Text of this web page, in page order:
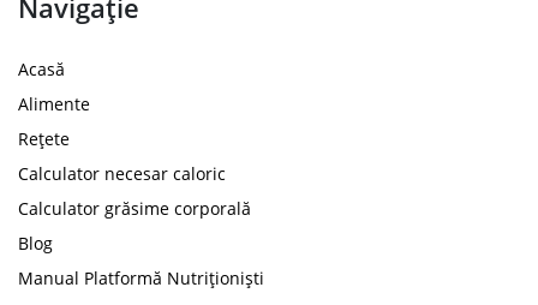
Navigație
Acasă
Alimente
Rețete
Calculator necesar caloric
Calculator grăsime corporală
Blog
Manual Platformă Nutriționiști